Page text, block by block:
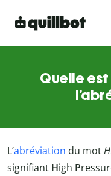
Quelle
L’abréviation du mot
signifiant High P